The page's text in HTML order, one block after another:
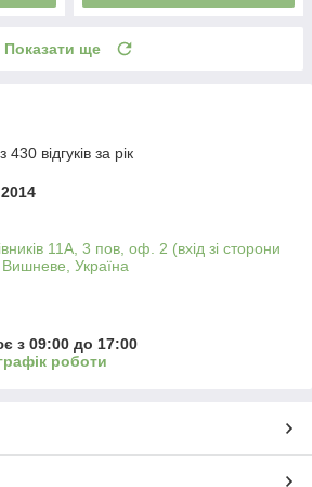
Показати ще
відгуків за рік
11А, 3 пов, оф. 2 (вхід зі сторони
Україна
з 09:00 до 17:00
роботи